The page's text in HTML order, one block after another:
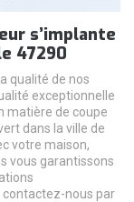
s’implante
47290
qualité de nos
exceptionnelle
matière de coupe
dans la ville de
votre maison,
vous garantissons
contactez-nous par